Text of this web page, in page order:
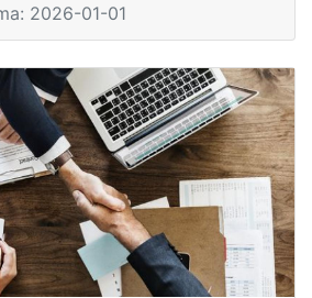
2026-01-01